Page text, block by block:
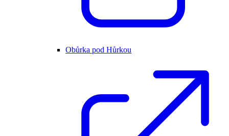
Obůrka pod Hůrkou